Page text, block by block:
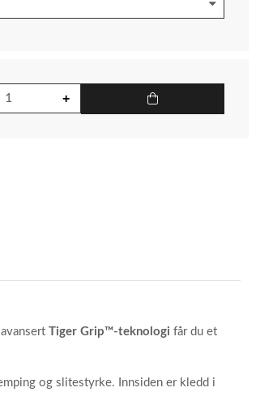
Tiger Grip™-teknologi får du et
og slitestyrke. Innsiden er kledd i